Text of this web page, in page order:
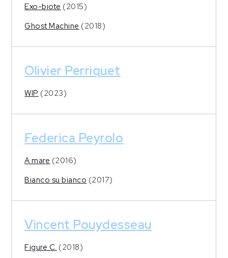
Exo-biote (2015)
Ghost Machine (2018)
Olivier Perriquet
WIP (2023)
Federica Peyrolo
A mare (2016)
Bianco su bianco (2017)
Vincent Pouydesseau
Figure C. (2018)